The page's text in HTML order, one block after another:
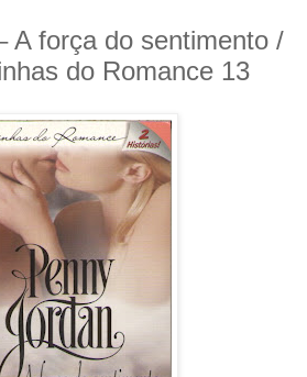
A força do sentimento /
do Romance 13